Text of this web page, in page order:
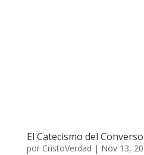
El Catecismo del Converso
por CristoVerdad | Nov 13,